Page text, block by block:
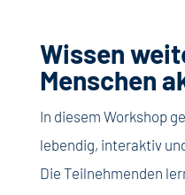
Wissen
Menschen
In diesem Workshop
lebendig, interaktiv
Die Teilnehmenden